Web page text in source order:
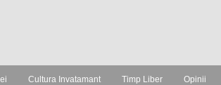
Cultura Invatamant Timp Liber Opinii